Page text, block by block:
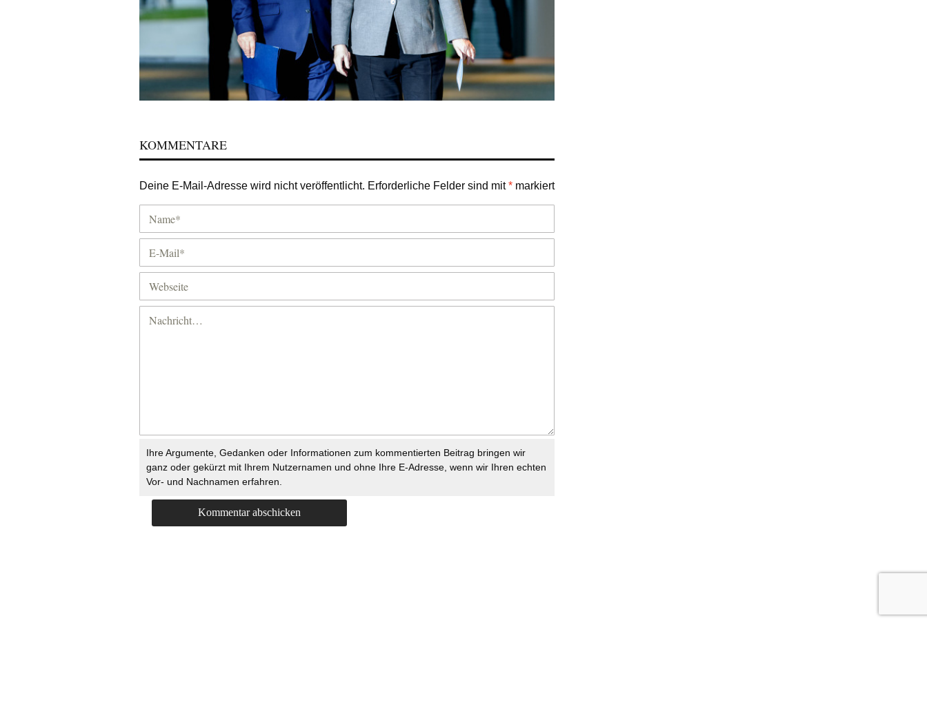
KOMMENTARE
Deine E-Mail-Adresse wird nicht veröffentlicht. Erforderliche Felder sind mit* markiert
Ihre Argumente, Gedanken oder Informationen zum kommentierten Beitrag bringen wir
ganz oder gekürzt mit Ihrem Nutzernamen und ohne Ihre E-Adresse, wenn wir Ihren echten
Vor- und Nachnamen erfahren.